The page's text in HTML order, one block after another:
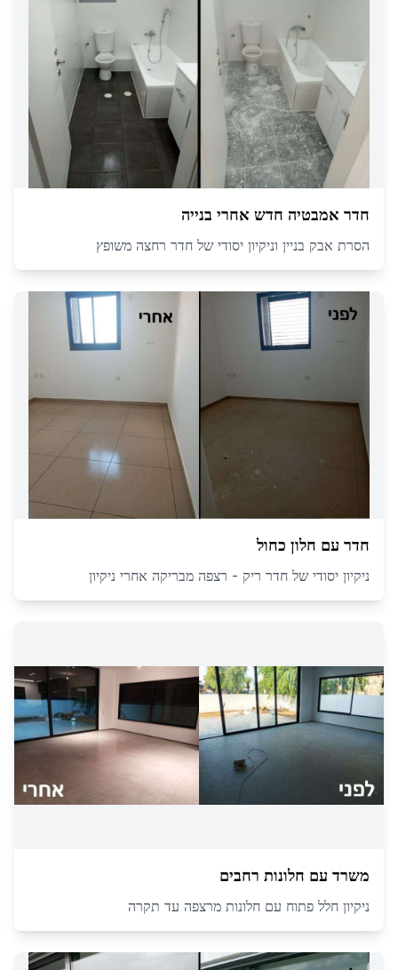
חדר אמבטיה חדש אחרי בנייה
הסרת אבק בניין וניקיון יסודי של חדר רחצה משופץ
חדר עם חלון כחול
ניקיון יסודי של חדר ריק - רצפה מבריקה אחרי ניקיון
משרד עם חלונות רחבים
ניקיון חלל פתוח עם חלונות מרצפה עד תקרה